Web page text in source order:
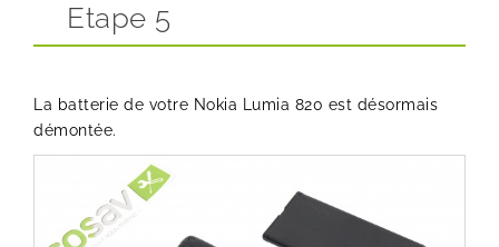
Etape 5
La batterie de votre Nokia Lumia 820 est désormais
démontée.